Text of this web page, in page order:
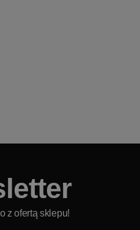
z ofertą sklepu!